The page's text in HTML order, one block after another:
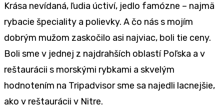
Krása nevídaná, ľudia úctiví, jedlo famózne – najmä
rybacie špeciality a polievky. A čo nás s mojím
dobrým mužom zaskočilo asi najviac, boli tie ceny.
Boli sme v jednej z najdrahších oblastí Poľska a v
reštaurácii s morskými rybkami a skvelým
hodnotením na Tripadvisor sme sa najedli lacnejšie,
ako v reštaurácii v Nitre.